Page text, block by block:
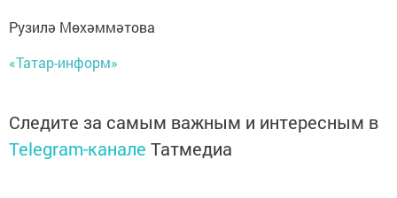
Рузилә Мөхәммәтова
«Татар-информ»
Следите за самым важным и интересным в
Telegram-канале Татмедиа